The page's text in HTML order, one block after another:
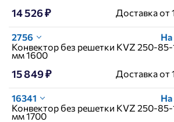
14 526 ₽ Доставка от
2756
На
Конвектор без решетки KVZ 250-
мм 1600
15 849 ₽ Доставка от
16341
На
Конвектор без решетки KVZ 250-
мм 1700